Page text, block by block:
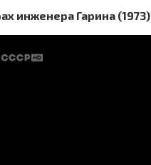
инженера Гарина (1973)